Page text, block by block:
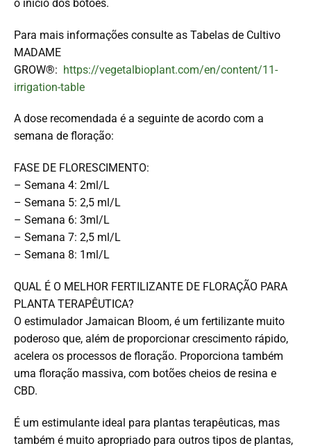
o início dos botões.
Para mais informações consulte as Tabelas de Cultivo
MADAME
GROW®: https://vegetalbioplant.com/en/content/11-
irrigation-table
A dose recomendada é a seguinte de acordo com a
semana de floração:
FASE DE FLORESCIMENTO:
– Semana 4: 2ml/L
– Semana 5: 2,5 ml/L
– Semana 6: 3ml/L
– Semana 7: 2,5 ml/L
– Semana 8: 1ml/L
QUAL É O MELHOR FERTILIZANTE DE FLORAÇÃO PARA
PLANTA TERAPÊUTICA?
O estimulador Jamaican Bloom, é um fertilizante muito
poderoso que, além de proporcionar crescimento rápido,
acelera os processos de floração. Proporciona também
uma floração massiva, com botões cheios de resina e
CBD.
É um estimulante ideal para plantas terapêuticas, mas
também é muito apropriado para outros tipos de plantas,